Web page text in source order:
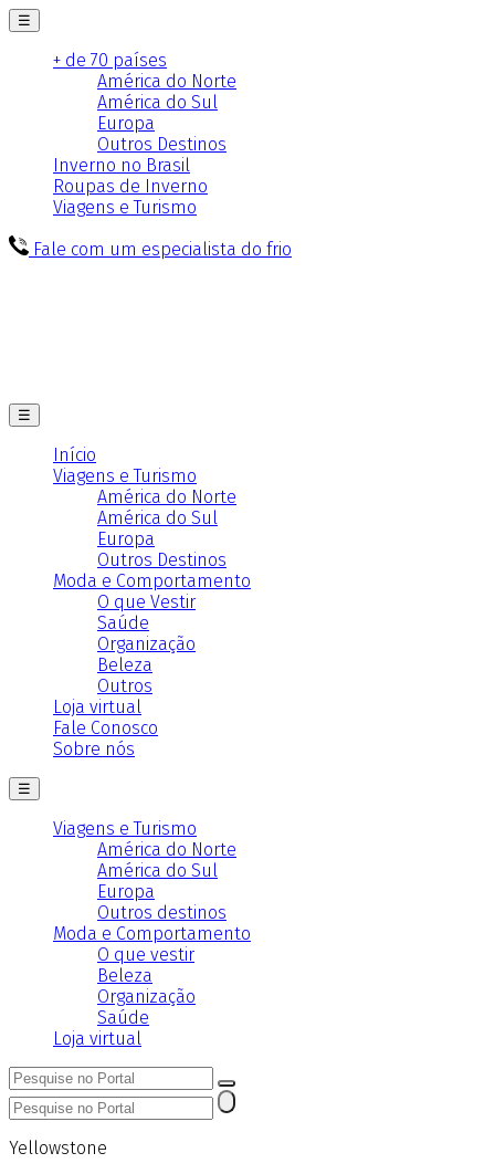
☰
+ de 70 países
América do Norte
América do Sul
Europa
Outros Destinos
Inverno no Brasil
Roupas de Inverno
Viagens e Turismo
Fale com um especialista do frio
☰
Início
Viagens e Turismo
América do Norte
América do Sul
Europa
Outros Destinos
Moda e Comportamento
O que Vestir
Saúde
Organização
Beleza
Outros
Loja virtual
Fale Conosco
Sobre nós
☰
Viagens e Turismo
América do Norte
América do Sul
Europa
Outros destinos
Moda e Comportamento
O que vestir
Beleza
Organização
Saúde
Loja virtual
Yellowstone